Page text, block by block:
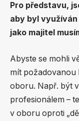
Pro představu,
aby byl
jako majitel
Abyste se mohli
mít požadovanou
oboru. Např. být
profesionálem –
v oboru oproti